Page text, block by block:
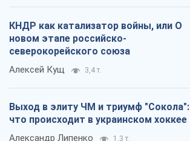
КНДР как катализатор войны, или О
новом этапе российско-
северокорейского союза
Алексей Кущ 3,4 т.
Выход в элиту ЧМ и триумф "Сокола":
что происходит в украинском хоккее
Александр Липенко 1,3 т.